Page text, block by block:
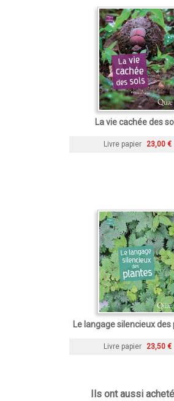
La vie cachée des
Livre papier 23,00 €
Le langage silencieux des
Livre papier 23,50 €
Ils ont aussi acheté